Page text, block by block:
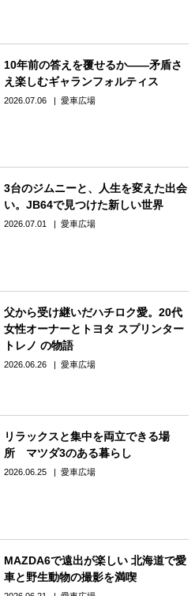
10年前の答えを覆せるか――矛盾さ
え楽しむギャランフォルティス
2026.07.06 愛車広場
3台のジムニーと、人生を変えた出会
い。JB64で見つけた新しい世界
2026.07.01 愛車広場
父から受け継いだハチロク愛。20代
女性オーナーとトヨタ スプリンター
トレノ の物語
2026.06.26 愛車広場
リラックスと集中を両立できる場
所 マツダ3のある暮らし
2026.06.25 愛車広場
MAZDA6で遠出が楽しい 北海道で愛
車と野生動物の撮影を満喫